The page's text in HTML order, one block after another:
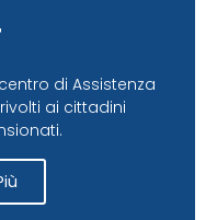
di Assistenza
ai cittadini